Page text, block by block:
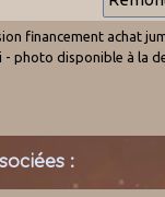
financement achat
- photo disponible à la
: